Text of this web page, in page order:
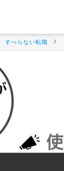
すべらない転職